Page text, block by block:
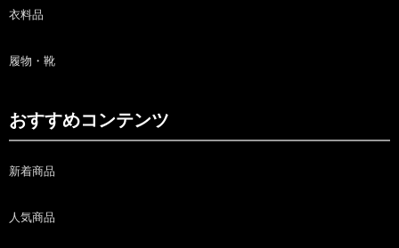
衣料品
履物・靴
おすすめコンテンツ
新着商品
人気商品